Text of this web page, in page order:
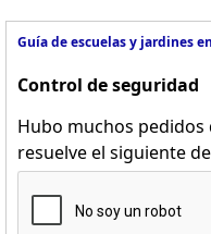
Guía de escuelas y jardines
Control de seguridad
Hubo muchos
resuelve el siguiente